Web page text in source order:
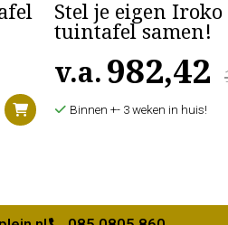
Stel je eigen
tuintafel samen!
v.a.982,42
Binnen +- 3 weken in huis!